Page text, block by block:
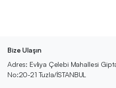
Bize Ulaşın
Adres: Evliya Çelebi Mahallesi
No:20-21 Tuzla/İSTANBUL